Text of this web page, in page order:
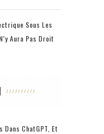
Sous Les
Aura Pas Droit
ChatGPT, Et